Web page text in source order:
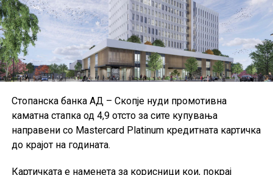
Документот го промовира принципот на„нулта
толеранција за измама“при користењето на
европските фондови и претставува продолжување на
реформските активности започнати со првата
Национална стратегија за борба против измами,
усвоена во 2019 година.
Стопанска банка АД – Скопје нуди промотивна
каматна стапка од 4,9 отсто за сите купувања
направени со Mastercard Platinum кредитната картичка
до крајот на годината.
Картичката е наменета за корисници кои, покрај